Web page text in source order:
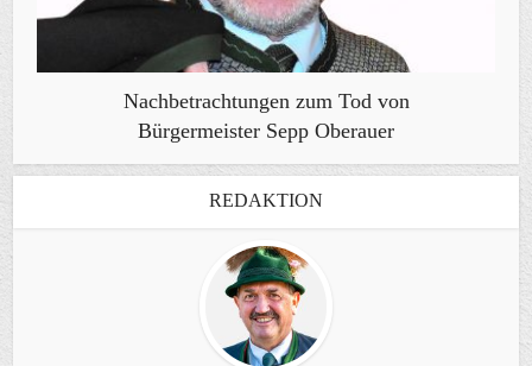
Nachbetrachtungen zum Tod von
Bürgermeister Sepp Oberauer
REDAKTION